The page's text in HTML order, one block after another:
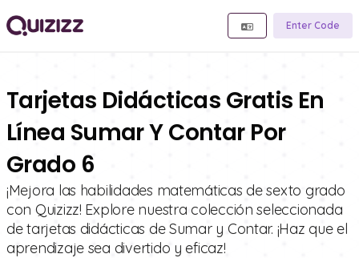
Enter Code
Tarjetas Didácticas Gratis En
Línea Sumar Y Contar Por
Grado 6
¡Mejora las habilidades matemáticas de sexto grado
con Quizizz! Explore nuestra colección seleccionada
de tarjetas didácticas de Sumar y Contar. ¡Haz que el
aprendizaje sea divertido y eficaz!